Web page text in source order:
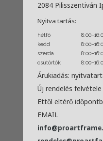
2084 Pilisszentiván
Nyitva tartás:
hétfő
kedd
szerda
csütörtök
Árukiadás:
Új rendelés
Ettől eltérő
EMAIL